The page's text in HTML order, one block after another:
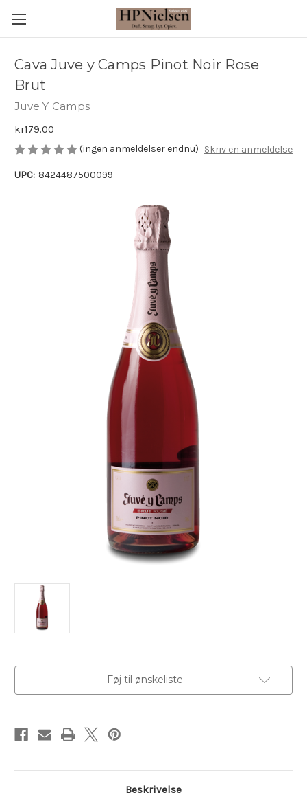
Cava Juve y Camps Pinot Noir Rose
Brut
Juve Y Camps
kr179.00
(ingen anmeldelser endnu) Skriv en anmeldelse
UPC: 8424487500099
Føj til ønskeliste
Beskrivelse